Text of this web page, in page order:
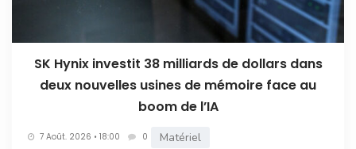
SK Hynix investit 38 milliards de dollars dans
deux nouvelles usines de mémoire face au
boom de l’IA
7 Août. 2026 • 18:00 0 Matériel